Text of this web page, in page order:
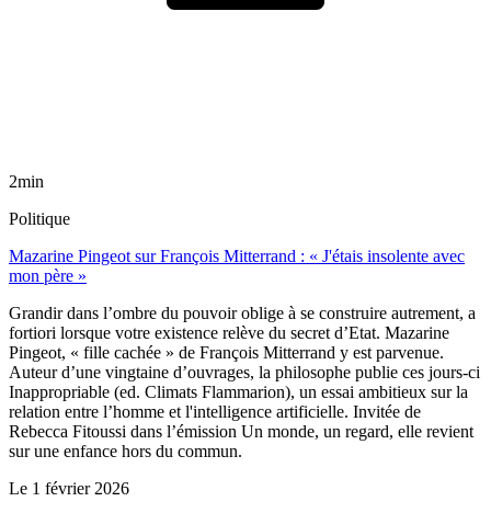
2min
Politique
Mazarine Pingeot sur François Mitterrand : « J'étais insolente avec
mon père »
Grandir dans l’ombre du pouvoir oblige à se construire autrement, a
fortiori lorsque votre existence relève du secret d’Etat. Mazarine
Pingeot, « fille cachée » de François Mitterrand y est parvenue.
Auteur d’une vingtaine d’ouvrages, la philosophe publie ces jours-ci
Inappropriable (ed. Climats Flammarion), un essai ambitieux sur la
relation entre l’homme et l'intelligence artificielle. Invitée de
Rebecca Fitoussi dans l’émission Un monde, un regard, elle revient
sur une enfance hors du commun.
Le 1 février 2026